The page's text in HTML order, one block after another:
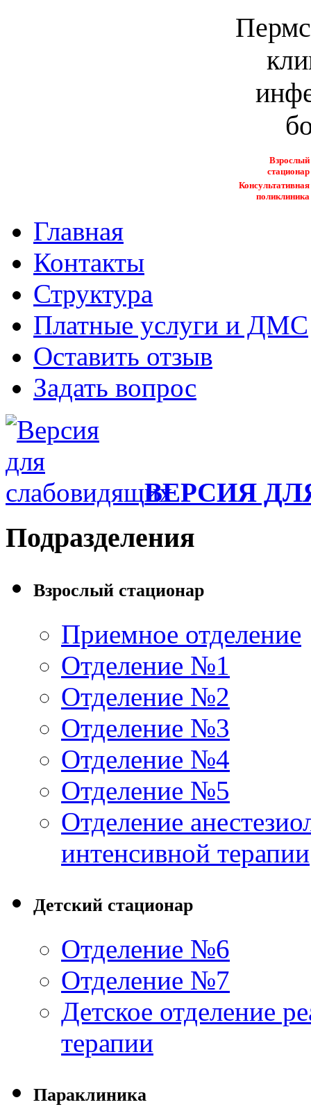
Взрослый
стационар
Консультативная
поликлиника
Главная
Контакты
Структура
Платные услуги и ДМС
Оставить отзыв
Задать вопрос
ВЕРСИЯ
Подразделения
Взрослый стационар
Приемное отделение
Отделение №1
Отделение №2
Отделение №3
Отделение №4
Отделение №5
Отделение
интенсивной терапии
Детский стационар
Отделение №6
Отделение №7
Детское отделение
терапии
Параклиника